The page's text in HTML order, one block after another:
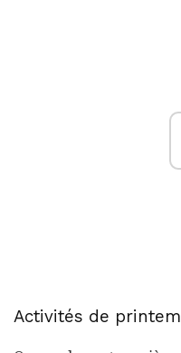
Activités de